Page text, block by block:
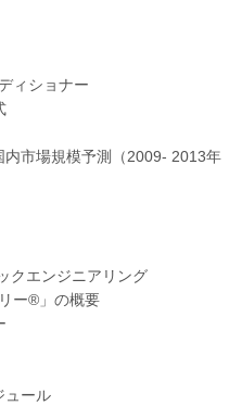
ィショナー
内市場規模予測（2009- 2013年
クエンジニアリング
ー®」の概要
ュール